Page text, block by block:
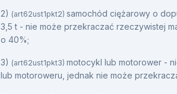
2) (art62ust1pkt2) samochód ciężarowy o
3,5 t - nie może przekraczać rzeczywistej
o 40%;
3) (art62ust1pkt3) motocykl lub motorower -
lub motoroweru, jednak nie może